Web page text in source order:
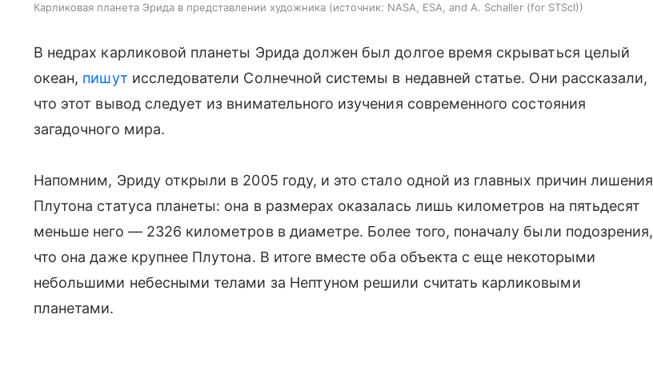
Карликовая планета Эрида в представлении художника источник: NASA, ESA, and A. Schaller (for STScI)
В недрах карликовой планеты Эрида должен был долгое время скрываться целый
океан, пишут исследователи Солнечной системы в недавней статье. Они рассказали,
что этот вывод следует из внимательного изучения современного состояния
загадочного мира.
Напомним, Эриду открыли в 2005 году, и это стало одной из главных причин лишения
Плутона статуса планеты: она в размерах оказалась лишь километров на пятьдесят
меньше него — 2326 километров в диаметре. Более того, поначалу были подозрения,
что она даже крупнее Плутона. В итоге вместе оба объекта с еще некоторыми
небольшими небесными телами за Нептуном решили считать карликовыми
планетами.